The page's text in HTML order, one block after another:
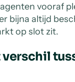
vooraf
bijna altijd
op slot zit.